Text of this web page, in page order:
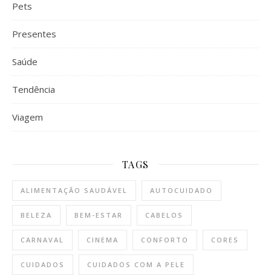
Pets
Presentes
Saúde
Tendência
Viagem
TAGS
ALIMENTAÇÃO SAUDÁVEL AUTOCUIDADO
BELEZA BEM-ESTAR CABELOS
CARNAVAL CINEMA CONFORTO CORES
CUIDADOS CUIDADOS COM A PELE